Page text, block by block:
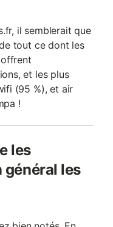
il semblerait que
tout ce dont les
et les plus
(95 %), et air
!
les
général les